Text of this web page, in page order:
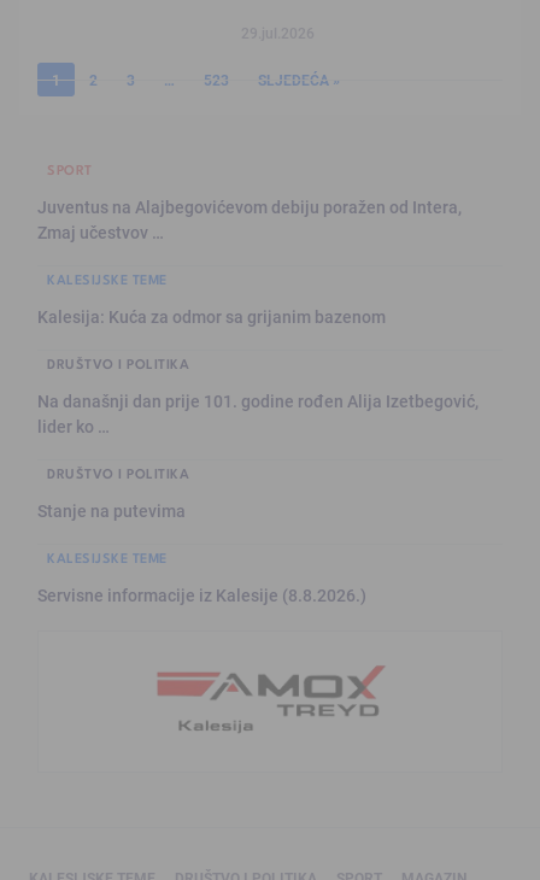
1 2 3 … 523 SLJEDEĆA »
SPORT
Juventus na Alajbegovićevom debiju poražen od Intera,
Zmaj učestvov …
KALESIJSKE TEME
Kalesija: Kuća za odmor sa grijanim bazenom
DRUŠTVO I POLITIKA
Na današnji dan prije 101. godine rođen Alija Izetbegović,
lider ko …
DRUŠTVO I POLITIKA
Stanje na putevima
KALESIJSKE TEME
Servisne informacije iz Kalesije (8.8.2026.)